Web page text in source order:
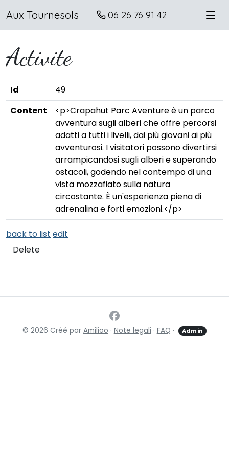
Aux Tournesols 06 26 76 91 42
Activite
Id
49
Content
<p>Crapahut Parc Aventure è un parco
avventura sugli alberi che offre percorsi
adatti a tutti i livelli, dai più giovani ai più
avventurosi. I visitatori possono divertirsi
arrampicandosi sugli alberi e superando
ostacoli, godendo nel contempo di una
vista mozzafiato sulla natura
circostante. È un'esperienza piena di
adrenalina e forti emozioni.</p>
back to list edit
Delete
© 2026 Créé par Amilioo · Note legali · FAQ · Admin